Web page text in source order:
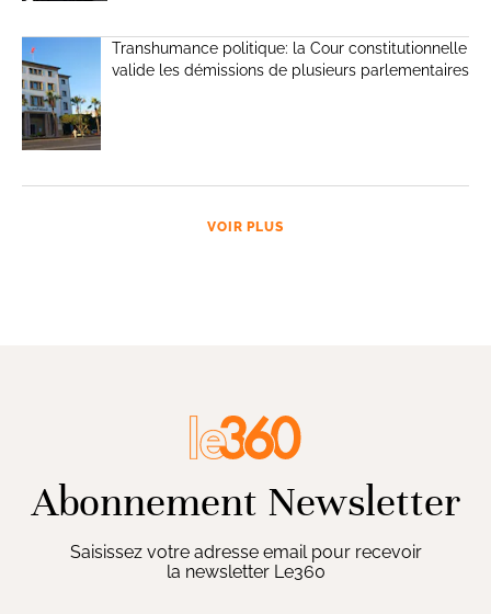
Transhumance politique: la Cour constitutionnelle
valide les démissions de plusieurs parlementaires
VOIR PLUS
Abonnement Newsletter
Saisissez votre adresse email pour recevoir
la newsletter Le360